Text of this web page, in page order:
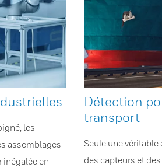
les
assemblages
inégalée en
Détection
transport
Seule une
des capteurs et